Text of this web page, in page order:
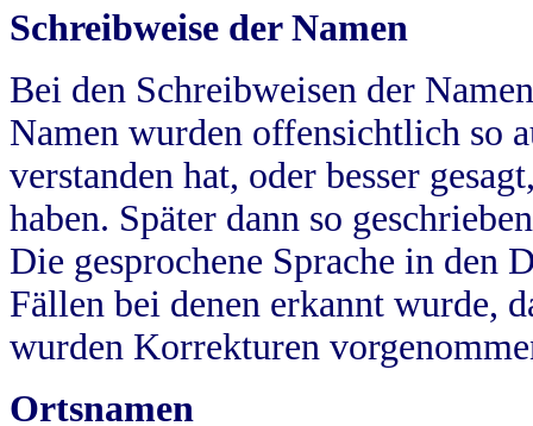
Schreibweise der Namen
Bei den Schreibweisen der
Namen wurden offensichtlich so
verstanden hat, oder besser
haben. Später dann so
Die gesprochene Sprache in
Fällen bei denen erkannt wurde,
wurden Korrekturen
Ortsnamen